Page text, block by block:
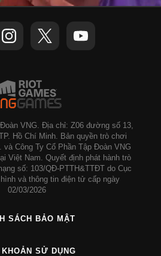
VNG. Địa chỉ: Z06 đường số 13,
Hồ Chí Minh. Bản quyền trò chơi
Công Ty Cổ Phần Tập Đoàn VNG
Việt Nam. Quyết định phát hành trò
số: 103/QĐ-PTTH&TTĐT do Cục
và thông tin điện tử cấp ngày
02/03/2026
SÁCH BẢO MẬT
SỬ DỤNG